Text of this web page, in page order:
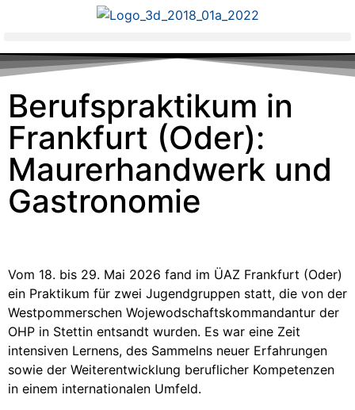
Berufspraktikum in
Frankfurt (Oder):
Maurerhandwerk und
Gastronomie
Vom 18. bis 29. Mai 2026 fand im ÜAZ Frankfurt (Oder)
ein Praktikum für zwei Jugendgruppen statt, die von der
Westpommerschen Wojewodschaftskommandantur der
OHP in Stettin entsandt wurden. Es war eine Zeit
intensiven Lernens, des Sammelns neuer Erfahrungen
sowie der Weiterentwicklung beruflicher Kompetenzen
in einem internationalen Umfeld.